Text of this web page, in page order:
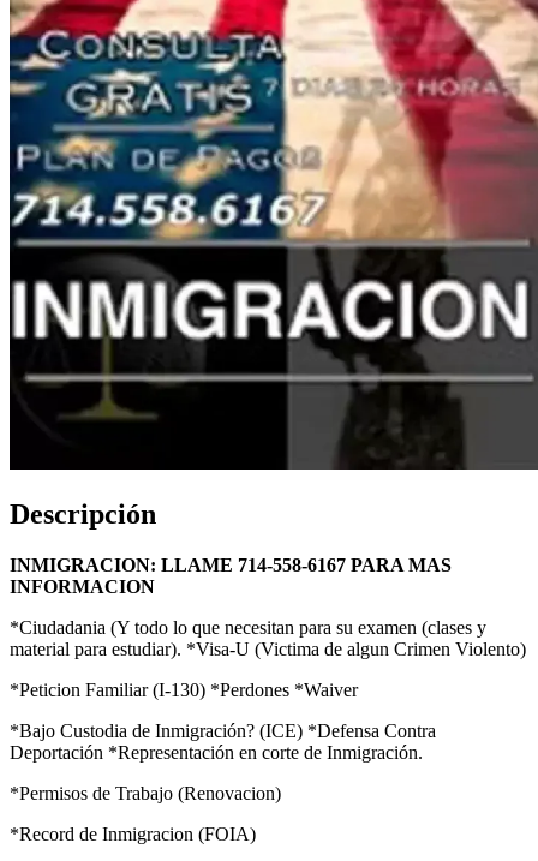
Descripción
INMIGRACION: LLAME 714-558-6167 PARA MAS
INFORMACION
*Ciudadania (Y todo lo que necesitan para su examen (clases y
material para estudiar). *Visa-U (Victima de algun Crimen Violento)
*Peticion Familiar (I-130) *Perdones *Waiver
*Bajo Custodia de Inmigración? (ICE) *Defensa Contra
Deportación *Representación en corte de Inmigración.
*Permisos de Trabajo (Renovacion)
*Record de Inmigracion (FOIA)